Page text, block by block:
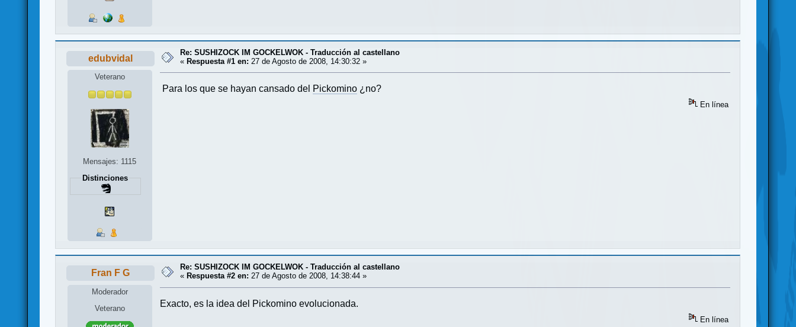
edubvidal
Veterano
Mensajes: 1115
Distinciones
Re: SUSHIZOCK IM GOCKELWOK - Traducción al castellano
«Respuesta #1 en: 27 de Agosto de 2008, 14:30:32 »
Para los que se hayan cansado del Pickomino ¿no?
En línea
Fran F G
Moderador
Veterano
Re: SUSHIZOCK IM GOCKELWOK - Traducción al castellano
« Respuesta #2 en: 27 de Agosto de 2008, 14:38:44 »
Exacto, es la idea del Pickomino evolucionada.
En línea